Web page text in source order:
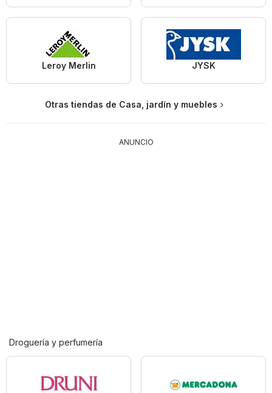
Leroy Merlin JYSK
Otras tiendas de Casa, jardín y muebles
ANUNCIO
Droguería y perfumería